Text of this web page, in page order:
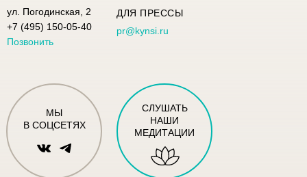
ДЛЯ ПРЕССЫ
pr@kynsi.ru
ул. Погодинская, 2
+7 (495) 150-05-40
Позвонить
МЫ
В СОЦСЕТЯХ
СЛУШАТЬ
НАШИ
МЕДИТАЦИИ